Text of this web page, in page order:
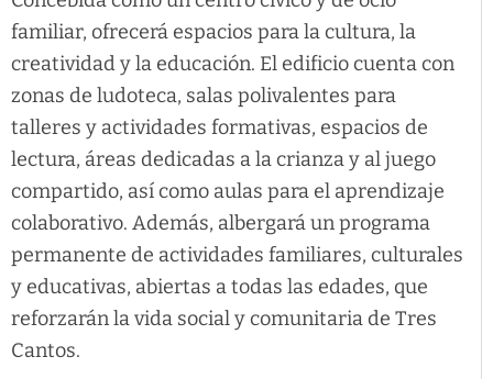
familiar, ofrecerá espacios para la cultura, la
creatividad y la educación. El edificio cuenta con
zonas de ludoteca, salas polivalentes para
talleres y actividades formativas, espacios de
lectura, áreas dedicadas a la crianza y al juego
compartido, así como aulas para el aprendizaje
colaborativo. Además, albergará un programa
permanente de actividades familiares, culturales
y educativas, abiertas a todas las edades, que
reforzarán la vida social y comunitaria de Tres
Cantos.